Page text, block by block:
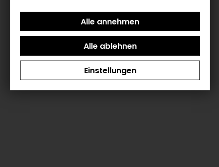
Einstellungen